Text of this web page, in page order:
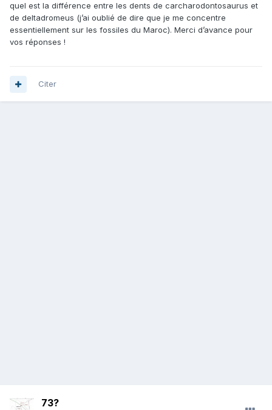
quel est la différence entre les dents de carcharodontosaurus et
de deltadromeus (j’ai oublié de dire que je me concentre
essentiellement sur les fossiles du Maroc). Merci d’avance pour
vos réponses !
Citer
73?